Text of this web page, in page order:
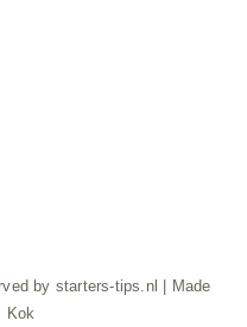
by starters-tips.nl | Made
Kok